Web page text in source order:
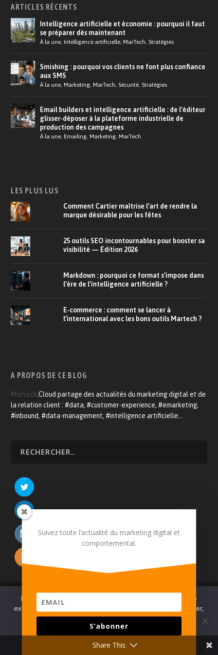
ARTICLES RÉCENTS
Intelligence artificielle et économie : pourquoi il faut
se préparer dès maintenant
À la une,Intelligence artificielle,MarTech, Stratégies
Smishing : pourquoi vos clients ne font plus confiance
aux SMS
À la une,Marketing,MarTech, Sécurité, Stratégies
Email builders et intelligence artificielle : de l’éditeur
glisser-déposer à la plateforme industrielle de
production des campagnes
À la une,Emailing,Marketing,MarTech
LES PLUS LUS
Comment Cartier maîtrise l’art de rendre la
marque désirable pour les fêtes
25 outils SEO incontournables pour booster sa
visibilité — Édition 2026
Markdown : pourquoi ce format s’impose dans
l’ère de l’intelligence artificielle ?
E-commerce : comment se lancer à
l’international avec les bons outils Martech ?
A PROPOS DE CE BLOG
Martech.Cloud partage des actualités du marketing digital et de
la relation client : #data, #customer-experience, #emarketing,
#inbound, #data-management, #intelligence artificielle…
© 2026 Martech.Cloud - Conception :Tildigital
À propos
Suivez toute l’actualité du marketing digital et
comportemental.
S’abonner
Share This
Nous utilisons des cookies pour vous garantir la meilleure
expérience sur notre site. Pour continuez à utiliser ce dernier,
vous pouvez :
ACCEPTER REFUSER VIE PRIVÉE